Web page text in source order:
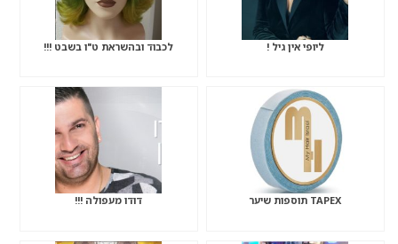
ליופי אין גיל ! לכבוד ובהשראת ט"ו בשבט !!!
TAPEX תוספות שיער דודו מעפולה !!!